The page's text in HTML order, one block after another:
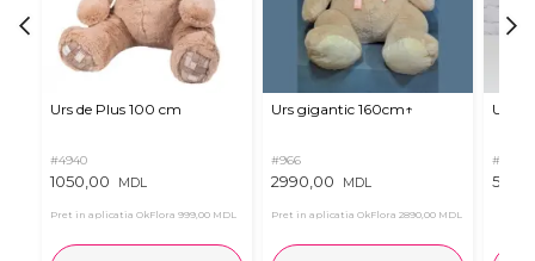
Urs de Plus 100 cm
#4940
1050,00 MDL
Pret in aplicatia OkFlora 999,00 MDL
Urs gigantic 160cm↑
#966
2990,00 MDL
Pret in aplicatia OkFlora 2890,00 MDL
Urs
#11